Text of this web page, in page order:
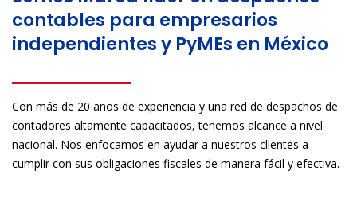
contables para empresarios
independientes y PyMEs en México
Con más de 20 años de experiencia y una red de despachos de
contadores altamente capacitados, tenemos alcance a nivel
nacional. Nos enfocamos en ayudar a nuestros clientes a
cumplir con sus obligaciones fiscales de manera fácil y efectiva.